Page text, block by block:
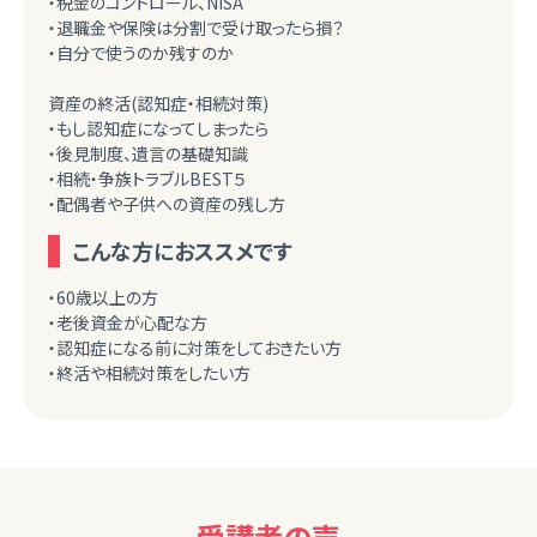
・退職金や保険は分割で受け取ったら損？
・自分で使うのか残すのか
資産の終活(認知症・相続対策)
・もし認知症になってしまったら
・後見制度、遺言の基礎知識
・相続・争族トラブルBEST５
・配偶者や子供への資産の残し方
こんな方におススメです
・60歳以上の方
・老後資金が心配な方
・認知症になる前に対策をしておきたい方
・終活や相続対策をしたい方